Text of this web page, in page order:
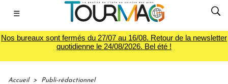
☰
Nos bureaux sont fermés du 27/07 au 16/08. Retour de la newsletter
quotidienne le 24/08/2026. Bel été !
Accueil > Publi-rédactionnel